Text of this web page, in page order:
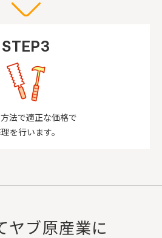
STEP3
法で適正な価格で
を行います。
ヤブ原産業に